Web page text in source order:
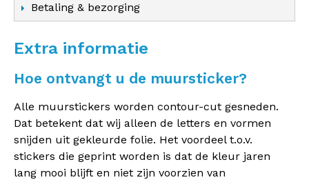
Betaling & bezorging
Extra informatie
Hoe ontvangt u de muursticker?
Alle muurstickers worden contour-cut gesneden.
Dat betekent dat wij alleen de letters en vormen
snijden uit gekleurde folie. Het voordeel t.o.v.
stickers die geprint worden is dat de kleur jaren
lang mooi blijft en niet zijn voorzien van